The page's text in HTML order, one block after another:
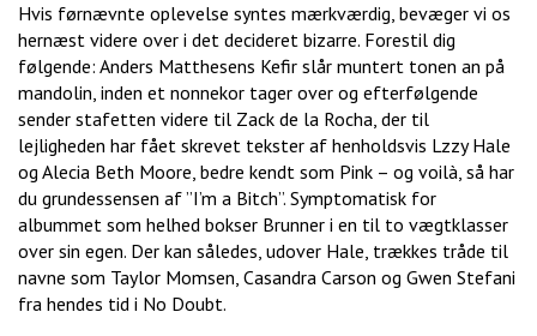
Hvis førnævnte oplevelse syntes mærkværdig, bevæger vi os
hernæst videre over i det decideret bizarre. Forestil dig
følgende: Anders Matthesens Kefir slår muntert tonen an på
mandolin, inden et nonnekor tager over og efterfølgende
sender stafetten videre til Zack de la Rocha, der til
lejligheden har fået skrevet tekster af henholdsvis Lzzy Hale
og Alecia Beth Moore, bedre kendt som Pink – og voilà, så har
du grundessensen af ”I’m a Bitch”. Symptomatisk for
albummet som helhed bokser Brunner i en til to vægtklasser
over sin egen. Der kan således, udover Hale, trækkes tråde til
navne som Taylor Momsen, Casandra Carson og Gwen Stefani
fra hendes tid i No Doubt.